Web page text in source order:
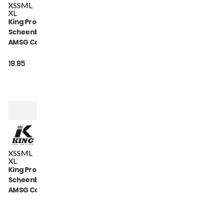
XSSML
XL
King Pro Boxing
Scheenbeschermers
AMSG Cotton (KPB
19.95
XSSML
XL
King Pro Boxing
Scheenbeschermers
AMSG Cotton (KPB